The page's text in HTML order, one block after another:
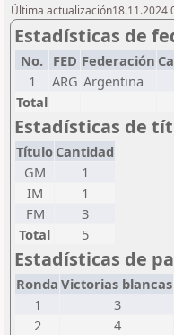
Última actualización18.11.2024
Estadísticas de
No. FED Federación
1
ARG Argentina
Total
Estadísticas de
Título Cantidad
GM
1
IM
1
FM
3
Total
5
Estadísticas de
Ronda Victorias blancas
1
3
2
4